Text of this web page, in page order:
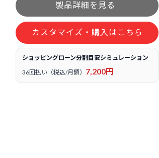
カスタマイズ・購入はこちら
ショッピングローン分割目安シミュレーション
36回払い（税込/月額） 7,200円